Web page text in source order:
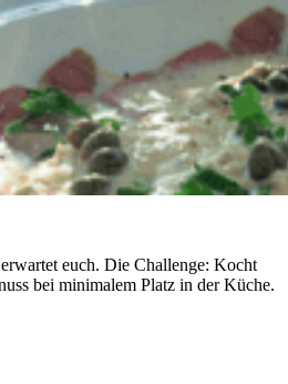
euch. Die Challenge: Kocht
bei minimalem Platz in der Küche.